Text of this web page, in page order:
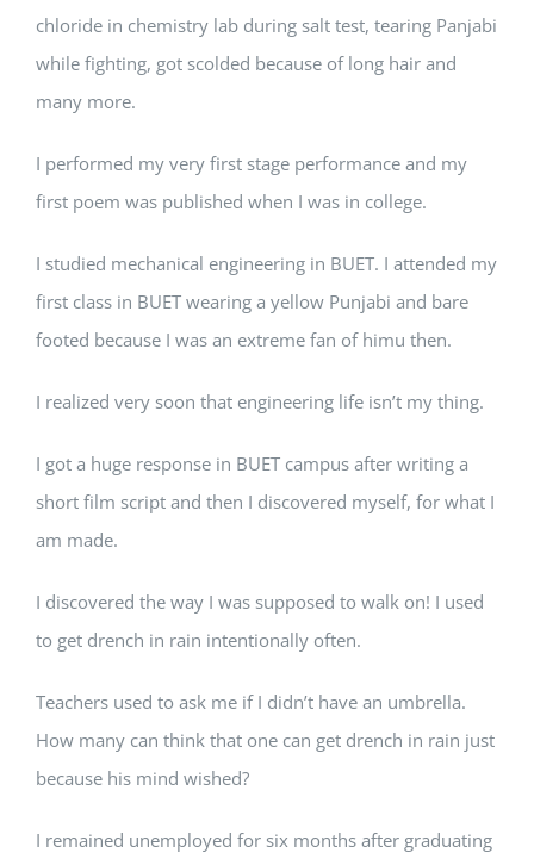
chloride in chemistry lab during salt test, tearing Panjabi
while fighting, got scolded because of long hair and
many more.
I performed my very first stage performance and my
first poem was published when I was in college.
I studied mechanical engineering in BUET. I attended my
first class in BUET wearing a yellow Punjabi and bare
footed because I was an extreme fan of himu then.
I realized very soon that engineering life isn’t my thing.
I got a huge response in BUET campus after writing a
short film script and then I discovered myself, for what I
am made.
I discovered the way I was supposed to walk on! I used
to get drench in rain intentionally often.
Teachers used to ask me if I didn’t have an umbrella.
How many can think that one can get drench in rain just
because his mind wished?
I remained unemployed for six months after graduating